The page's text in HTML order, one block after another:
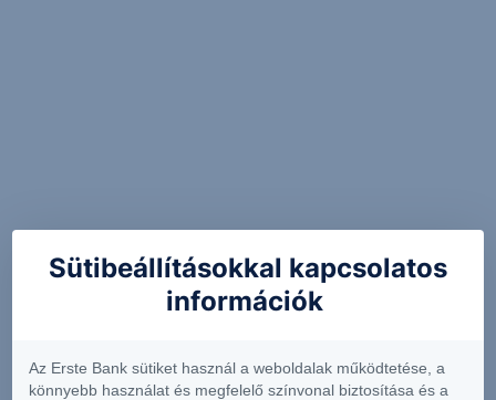
Sütibeállításokkal kapcsolatos
információk
Az Erste Bank sütiket használ a weboldalak működtetése, a
könnyebb használat és megfelelő színvonal biztosítása és a